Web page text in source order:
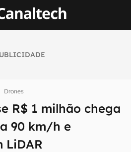
Drones
R$ 1 milhão chega
90 km/h e
LiDAR
tecnologia em primeira